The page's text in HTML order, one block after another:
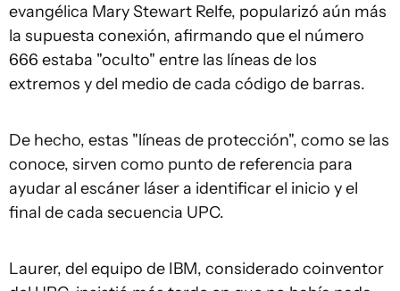
evangélica Mary Stewart Relfe, popularizó aún más
la supuesta conexión, afirmando que el número
666 estaba "oculto" entre las líneas de los
extremos y del medio de cada código de barras.
De hecho, estas "líneas de protección", como se las
conoce, sirven como punto de referencia para
ayudar al escáner láser a identificar el inicio y el
final de cada secuencia UPC.
Laurer, del equipo de IBM, considerado coinventor